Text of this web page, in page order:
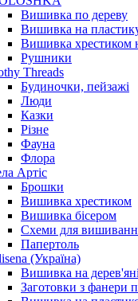
Вишивка по дереву
Вишивка на
Вишивка хрестиком
Рушники
Threads
Будиночки, пейзажі
Люди
Казки
Різне
Фауна
Флора
Артіс
Брошки
Вишивка хрестиком
Вишивка бісером
Схеми для
Папертоль
(Україна)
Вишивка на
Заготовки з фанери